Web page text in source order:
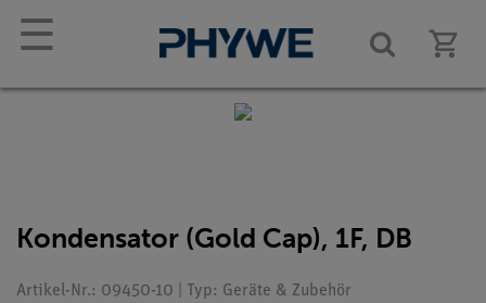
☰
Kondensator (Gold Cap), 1F, DB
Artikel-Nr.: 09450-10 | Typ: Geräte & Zubehör